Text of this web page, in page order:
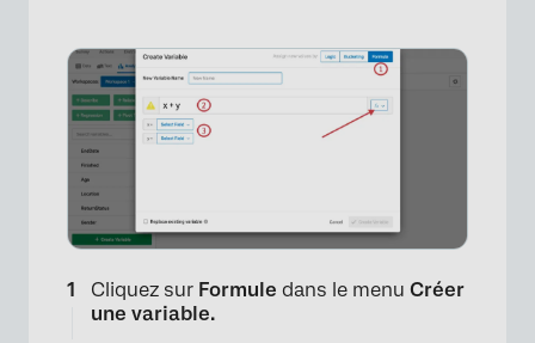
Cliquez sur Formule dans le menu Créer
une variable.